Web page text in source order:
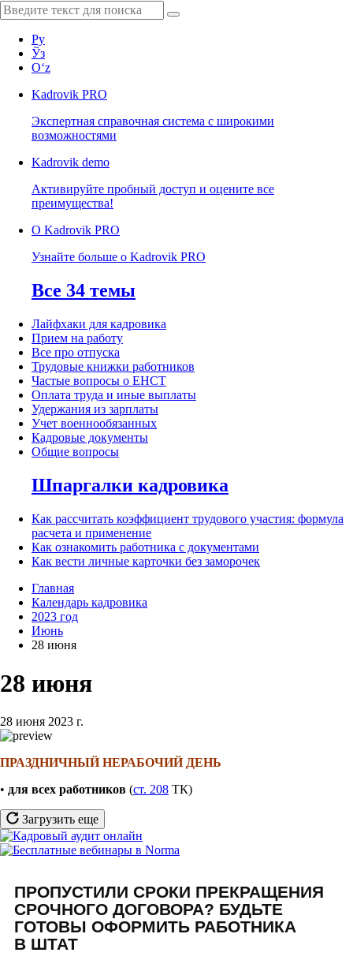
Ру
Ўз
Oʻz
Kadrovik PRO
Экспертная справочная система с широкими
возможностями
Kadrovik demo
Активируйте пробный доступ и оцените все
преимущества!
О Kadrovik PRO
Узнайте больше о Kadrovik PRO
Все 34 темы
Лайфхаки для кадровика
Прием на работу
Все про отпуска
Трудовые книжки работников
Частые вопросы о ЕНСТ
Оплата труда и иные выплаты
Удержания из зарплаты
Учет военнообязанных
Кадровые документы
Общие вопросы
Шпаргалки кадровика
Как рассчитать коэффициент трудового участия: формула
расчета и применение
Как ознакомить работника с документами
Как вести личные карточки без заморочек
Главная
Календарь кадровика
2023 год
Июнь
28 июня
28 июня
28 июня 2023 г.
ПРАЗДНИЧНЫЙ НЕРАБОЧИЙ ДЕНЬ
• для всех работников (ст. 208 ТК)
Загрузить еще
ПРОПУСТИЛИ СРОКИ ПРЕКРАЩЕНИЯ
СРОЧНОГО ДОГОВОРА? БУДЬТЕ
ГОТОВЫ ОФОРМИТЬ РАБОТНИКА
В ШТАТ